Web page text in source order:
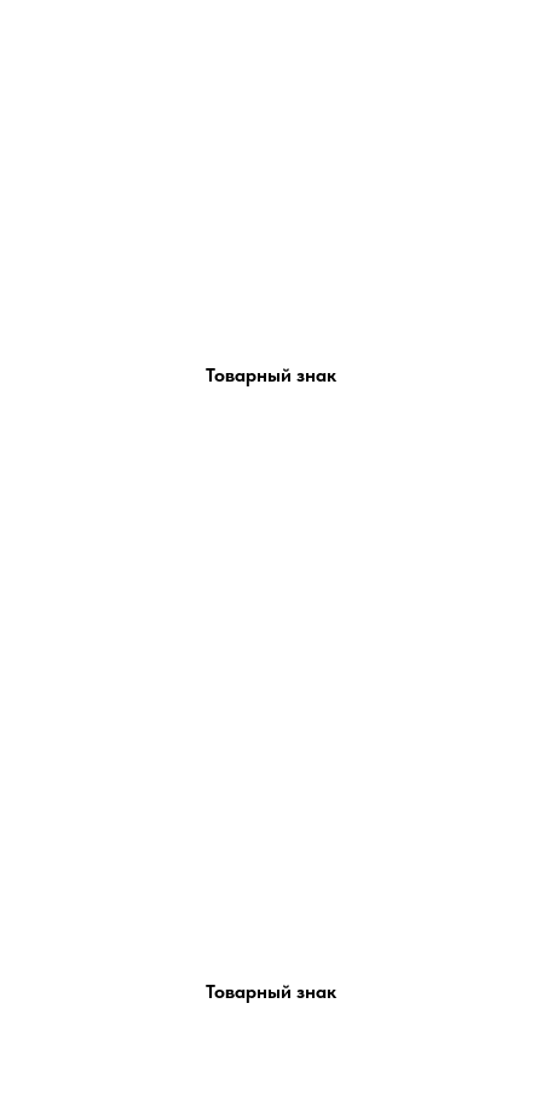
Товарный знак
Товарный знак